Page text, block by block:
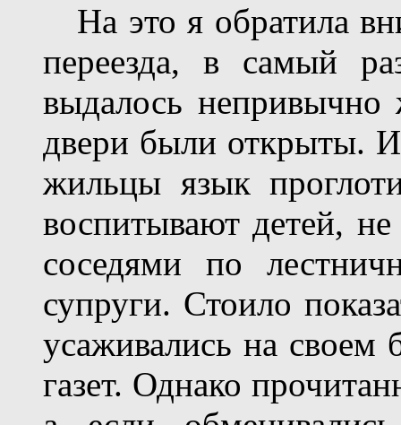
На это я обратила
переезда, в самый
выдалось
двери были открыты.
жильцы язык
воспитывают детей,
соседями по
супруги. Стоило
усаживались на своем
газет. Однако